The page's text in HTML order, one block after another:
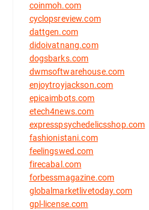
coinmoh.com
cyclopsreview.com
dattgen.com
didoivatnang.com
dogsbarks.com
dwmsoftwarehouse.com
enjoytroyjackson.com
epicaimbots.com
etech4news.com
expresspsychedelicsshop.com
fashionistani.com
feelingswed.com
firecabal.com
forbessmagazine.com
globalmarketlivetoday.com
gpl-license.com